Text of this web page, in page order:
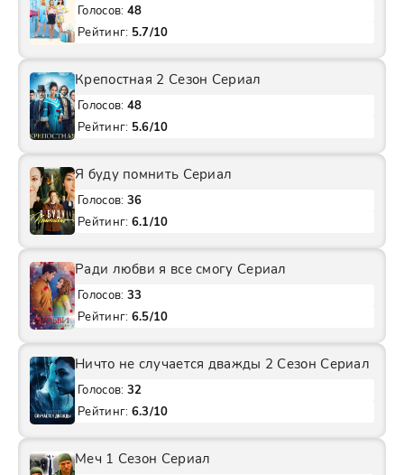
Голосов: 48
Рейтинг: 5.7/10
Крепостная 2 Сезон Сериал
Голосов: 48
Рейтинг: 5.6/10
Я буду помнить Сериал
Голосов: 36
Рейтинг: 6.1/10
Ради любви я все смогу Сериал
Голосов: 33
Рейтинг: 6.5/10
Ничто не случается дважды 2 Сезон Сериал
Голосов: 32
Рейтинг: 6.3/10
Меч 1 Сезон Сериал